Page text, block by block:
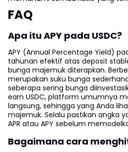
FAQ
Apa itu APY pada USDC?
APY (Annual Percentage Yield)
tahunan efektif atas deposit
bunga majemuk diterapkan.
merupakan suku bunga
seberapa sering bunga
earn USDC, platform umumnya
langsung, sehingga yang Anda
majemuk. Selalu pastikan angka
APR atau APY sebelum
Bagaimana cara